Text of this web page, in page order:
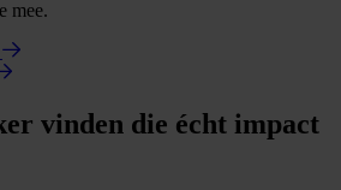
mee.
vinden die écht impact